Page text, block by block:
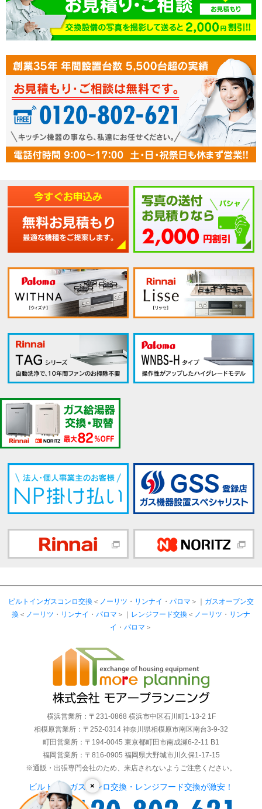
×
ビルトインガスコンロ交換 ＜ ノーリツ ・ リンナイ ・ パロマ ＞｜ ガスオーブン交
換 ＜ ノーリツ ・ リンナイ ・ パロマ ＞｜ レンジフード交換 ＜ ノーリツ ・ リンナ
イ ・ パロマ ＞
横浜営業所：〒231-0868 横浜市中区石川町1-13-2 1F
相模原営業所：〒252-0314 神奈川県相模原市南区南台3-9-32
町田営業所：〒194-0045 東京都町田市南成瀬6-2-11 B1
福岡営業所：〒816-0905 福岡県大野城市川久保1-17-15
※通販・出張専門会社のため、来店されないようご注意ください。
ビルトインガスコンロ交換・レンジフード交換が激安！